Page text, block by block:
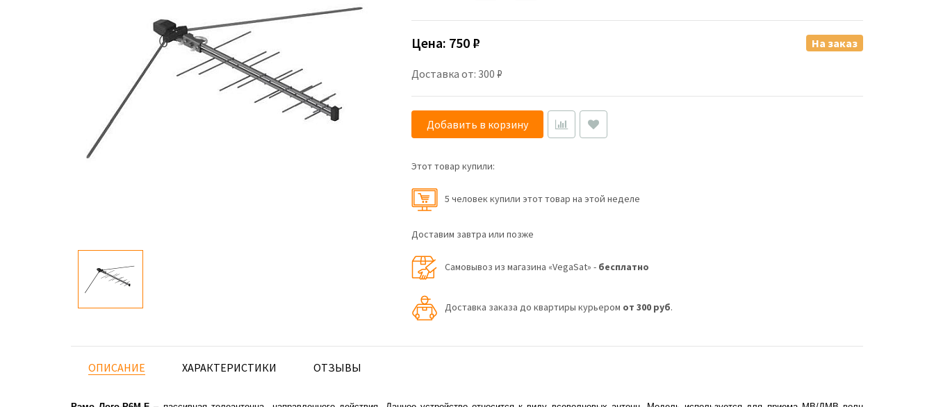
Цена: 750 ₽
Доставка от: 300 ₽
На заказ
Добавить в корзину
Этот товар купили:
5 человек купили этот товар на этой неделе
Доставим завтра или позже
Самовывоз из магазина «VegaSat» - бесплатно
Доставка заказа до квартиры курьером от 300 руб.
ОПИСАНИЕ ХАРАКТЕРИСТИКИ ОТЗЫВЫ